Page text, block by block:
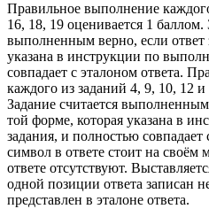
Правильное выполнение
16, 18, 19 оценивается 1 баллом.
выполненным верно, если ответ
указана в инструкции по
совпадает с эталоном ответа.
каждого из заданий 4, 9, 10, 12
Задание считается
той форме, которая указана в
задания, и полностью
символ в ответе стоит на
ответе отсутствуют.
одной позиции ответа записан
представлен в эталоне ответа.